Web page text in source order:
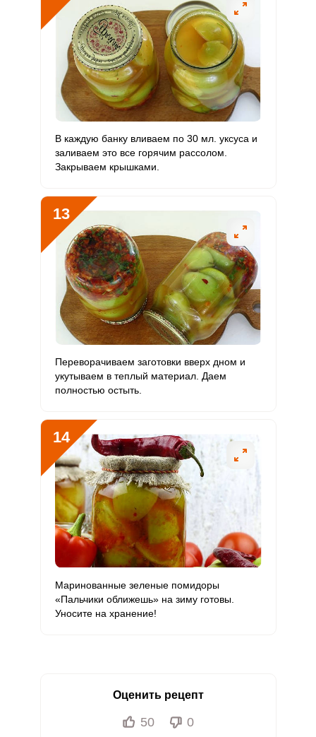
В каждую банку вливаем по 30 мл. уксуса и
заливаем это все горячим рассолом.
Закрываем крышками.
13
Переворачиваем заготовки вверх дном и
укутываем в теплый материал. Даем
полностью остыть.
14
Маринованные зеленые помидоры
«Пальчики оближешь» на зиму готовы.
Уносите на хранение!
Оценить рецепт
50 0